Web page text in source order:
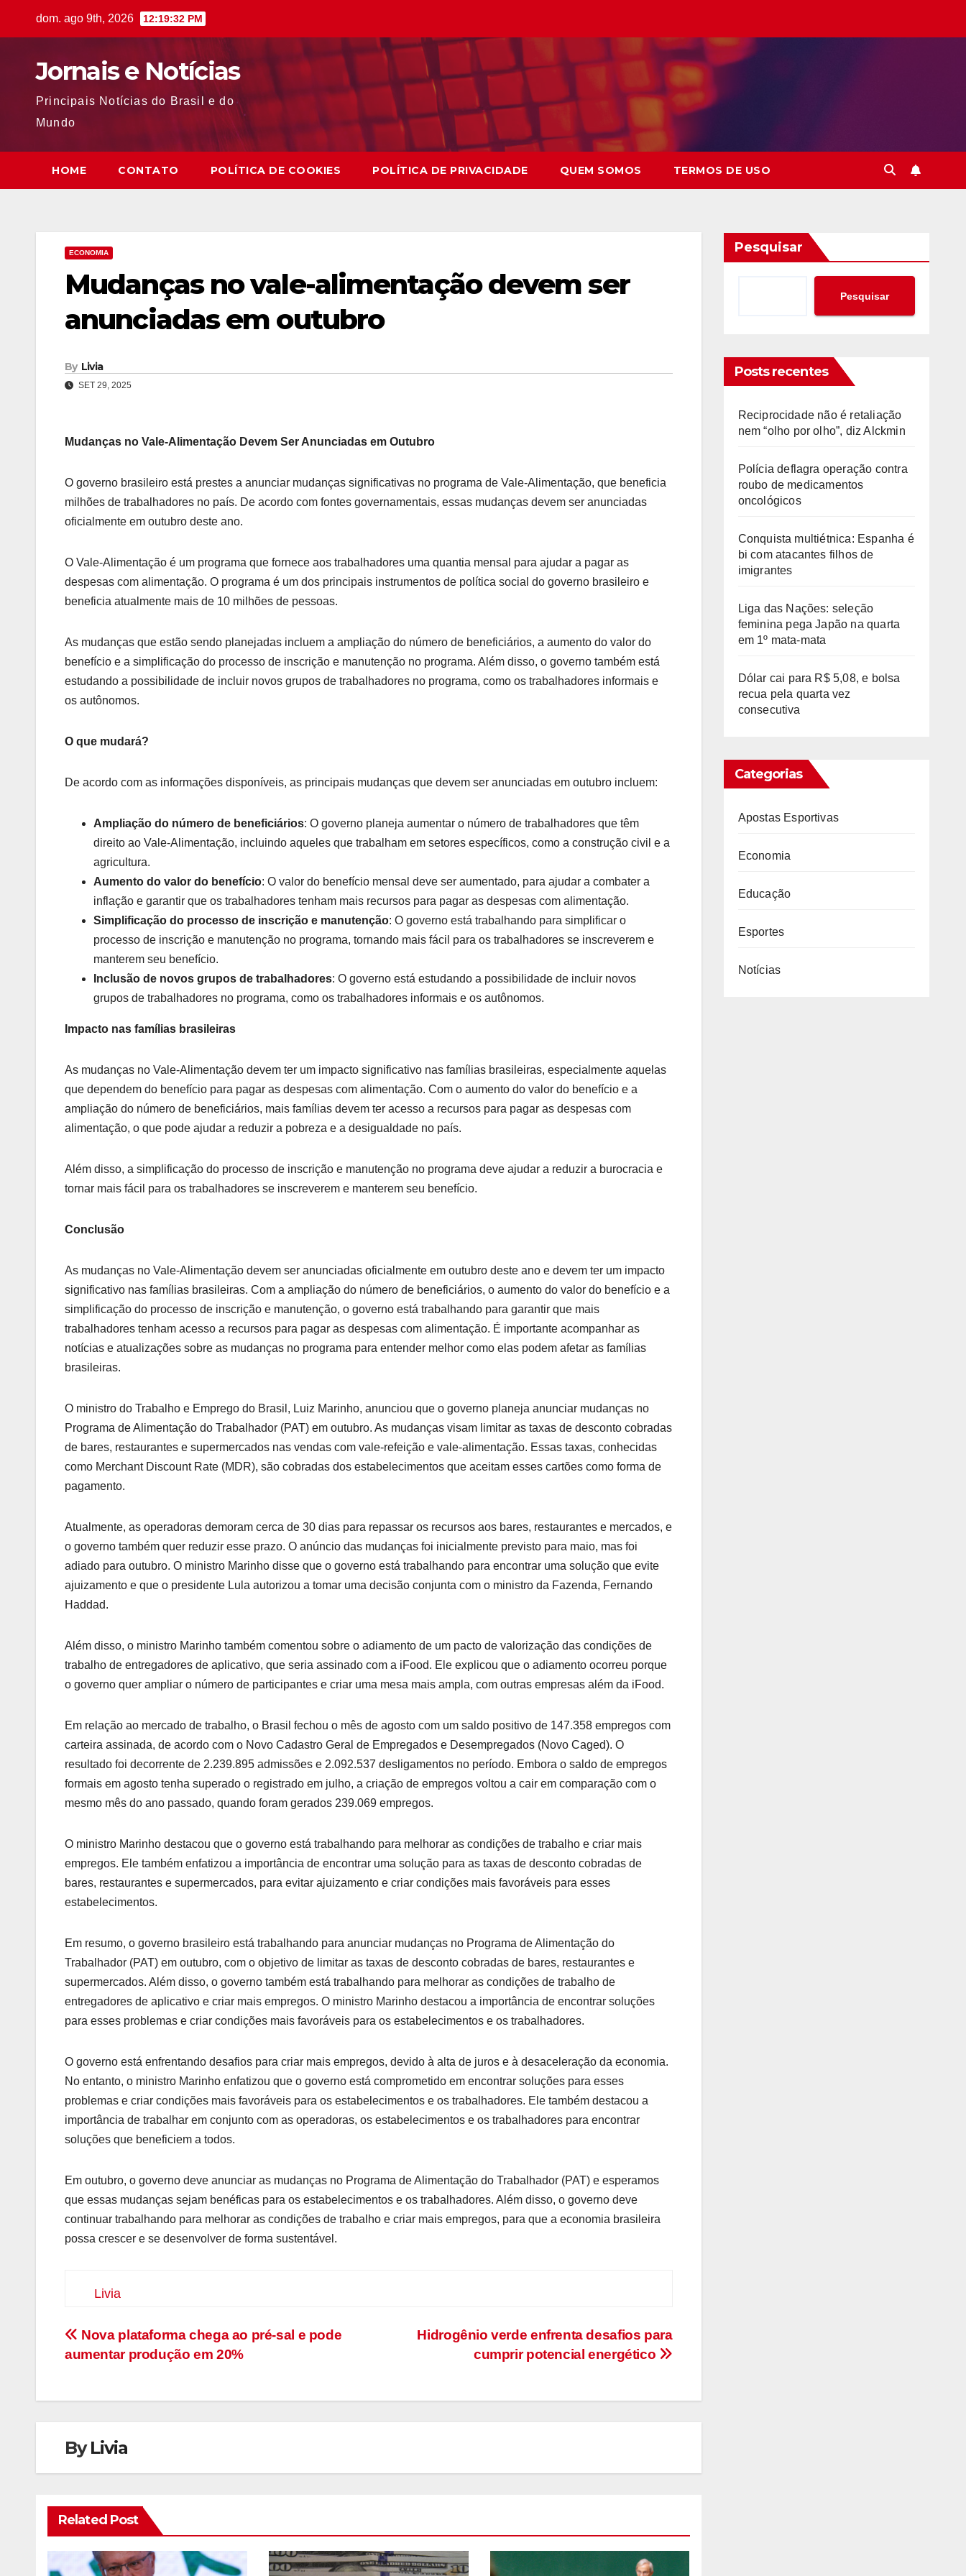
dom. ago 9th, 2026 12:19:33 PM
Jornais e Notícias
Principais Notícias do Brasil e do
Mundo
HOME CONTATO POLÍTICA DE COOKIES POLÍTICA DE PRIVACIDADE QUEM SOMOS TERMOS DE USO
ECONOMIA
Mudanças no vale-alimentação devem ser
anunciadas em outubro
By Livia
SET 29, 2025
Mudanças no Vale-Alimentação Devem Ser Anunciadas em Outubro
O governo brasileiro está prestes a anunciar mudanças significativas no programa de Vale-Alimentação, que beneficia
milhões de trabalhadores no país. De acordo com fontes governamentais, essas mudanças devem ser anunciadas
oficialmente em outubro deste ano.
O Vale-Alimentação é um programa que fornece aos trabalhadores uma quantia mensal para ajudar a pagar as
despesas com alimentação. O programa é um dos principais instrumentos de política social do governo brasileiro e
beneficia atualmente mais de 10 milhões de pessoas.
As mudanças que estão sendo planejadas incluem a ampliação do número de beneficiários, a aumento do valor do
benefício e a simplificação do processo de inscrição e manutenção no programa. Além disso, o governo também está
estudando a possibilidade de incluir novos grupos de trabalhadores no programa, como os trabalhadores informais e
os autônomos.
O que mudará?
De acordo com as informações disponíveis, as principais mudanças que devem ser anunciadas em outubro incluem:
Ampliação do número de beneficiários: O governo planeja aumentar o número de trabalhadores que têm
direito ao Vale-Alimentação, incluindo aqueles que trabalham em setores específicos, como a construção civil e a
agricultura.
Aumento do valor do benefício: O valor do benefício mensal deve ser aumentado, para ajudar a combater a
inflação e garantir que os trabalhadores tenham mais recursos para pagar as despesas com alimentação.
Simplificação do processo de inscrição e manutenção: O governo está trabalhando para simplificar o
processo de inscrição e manutenção no programa, tornando mais fácil para os trabalhadores se inscreverem e
manterem seu benefício.
Inclusão de novos grupos de trabalhadores: O governo está estudando a possibilidade de incluir novos
grupos de trabalhadores no programa, como os trabalhadores informais e os autônomos.
Impacto nas famílias brasileiras
As mudanças no Vale-Alimentação devem ter um impacto significativo nas famílias brasileiras, especialmente aquelas
que dependem do benefício para pagar as despesas com alimentação. Com o aumento do valor do benefício e a
ampliação do número de beneficiários, mais famílias devem ter acesso a recursos para pagar as despesas com
alimentação, o que pode ajudar a reduzir a pobreza e a desigualdade no país.
Além disso, a simplificação do processo de inscrição e manutenção no programa deve ajudar a reduzir a burocracia e
tornar mais fácil para os trabalhadores se inscreverem e manterem seu benefício.
Conclusão
As mudanças no Vale-Alimentação devem ser anunciadas oficialmente em outubro deste ano e devem ter um impacto
significativo nas famílias brasileiras. Com a ampliação do número de beneficiários, o aumento do valor do benefício e a
simplificação do processo de inscrição e manutenção, o governo está trabalhando para garantir que mais
trabalhadores tenham acesso a recursos para pagar as despesas com alimentação. É importante acompanhar as
notícias e atualizações sobre as mudanças no programa para entender melhor como elas podem afetar as famílias
brasileiras.
O ministro do Trabalho e Emprego do Brasil, Luiz Marinho, anunciou que o governo planeja anunciar mudanças no
Programa de Alimentação do Trabalhador (PAT) em outubro. As mudanças visam limitar as taxas de desconto cobradas
de bares, restaurantes e supermercados nas vendas com vale-refeição e vale-alimentação. Essas taxas, conhecidas
como Merchant Discount Rate (MDR), são cobradas dos estabelecimentos que aceitam esses cartões como forma de
pagamento.
Atualmente, as operadoras demoram cerca de 30 dias para repassar os recursos aos bares, restaurantes e mercados, e
o governo também quer reduzir esse prazo. O anúncio das mudanças foi inicialmente previsto para maio, mas foi
adiado para outubro. O ministro Marinho disse que o governo está trabalhando para encontrar uma solução que evite
ajuizamento e que o presidente Lula autorizou a tomar uma decisão conjunta com o ministro da Fazenda, Fernando
Haddad.
Além disso, o ministro Marinho também comentou sobre o adiamento de um pacto de valorização das condições de
trabalho de entregadores de aplicativo, que seria assinado com a iFood. Ele explicou que o adiamento ocorreu porque
o governo quer ampliar o número de participantes e criar uma mesa mais ampla, com outras empresas além da iFood.
Em relação ao mercado de trabalho, o Brasil fechou o mês de agosto com um saldo positivo de 147.358 empregos com
carteira assinada, de acordo com o Novo Cadastro Geral de Empregados e Desempregados (Novo Caged). O
resultado foi decorrente de 2.239.895 admissões e 2.092.537 desligamentos no período. Embora o saldo de empregos
formais em agosto tenha superado o registrado em julho, a criação de empregos voltou a cair em comparação com o
mesmo mês do ano passado, quando foram gerados 239.069 empregos.
O ministro Marinho destacou que o governo está trabalhando para melhorar as condições de trabalho e criar mais
empregos. Ele também enfatizou a importância de encontrar uma solução para as taxas de desconto cobradas de
bares, restaurantes e supermercados, para evitar ajuizamento e criar condições mais favoráveis para esses
estabelecimentos.
Em resumo, o governo brasileiro está trabalhando para anunciar mudanças no Programa de Alimentação do
Trabalhador (PAT) em outubro, com o objetivo de limitar as taxas de desconto cobradas de bares, restaurantes e
supermercados. Além disso, o governo também está trabalhando para melhorar as condições de trabalho de
entregadores de aplicativo e criar mais empregos. O ministro Marinho destacou a importância de encontrar soluções
para esses problemas e criar condições mais favoráveis para os estabelecimentos e os trabalhadores.
O governo está enfrentando desafios para criar mais empregos, devido à alta de juros e à desaceleração da economia.
No entanto, o ministro Marinho enfatizou que o governo está comprometido em encontrar soluções para esses
problemas e criar condições mais favoráveis para os estabelecimentos e os trabalhadores. Ele também destacou a
importância de trabalhar em conjunto com as operadoras, os estabelecimentos e os trabalhadores para encontrar
soluções que beneficiem a todos.
Em outubro, o governo deve anunciar as mudanças no Programa de Alimentação do Trabalhador (PAT) e esperamos
que essas mudanças sejam benéficas para os estabelecimentos e os trabalhadores. Além disso, o governo deve
continuar trabalhando para melhorar as condições de trabalho e criar mais empregos, para que a economia brasileira
possa crescer e se desenvolver de forma sustentável.
Livia
Navegação
Post
Hidrogênio verde enfrenta desafios para
cumprir potencial energético
Nova plataforma chega ao pré-sal e pode
aumentar produção em 20%
ByLivia
Related Post
Pesquisar
Pesquisar
Posts recentes
Reciprocidade não é retaliação
nem “olho por olho”, diz Alckmin
Polícia deflagra operação contra
roubo de medicamentos
oncológicos
Conquista multiétnica: Espanha é
bi com atacantes filhos de
imigrantes
Liga das Nações: seleção
feminina pega Japão na quarta
em 1º mata-mata
Dólar cai para R$ 5,08, e bolsa
recua pela quarta vez
consecutiva
Categorias
Apostas Esportivas
Economia
Educação
Esportes
Notícias